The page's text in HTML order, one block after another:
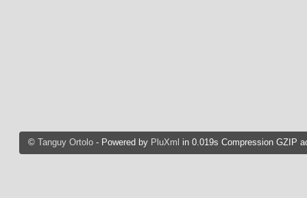
© Tanguy Ortolo- Powered by PluXml in 0.019s Compression GZIP